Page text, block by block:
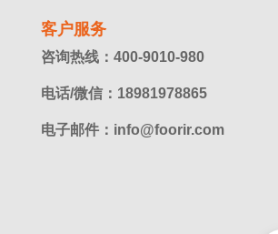
客户服务
咨询热线：400-9010-980
电话/微信：18981978865
电子邮件：info@foorir.com